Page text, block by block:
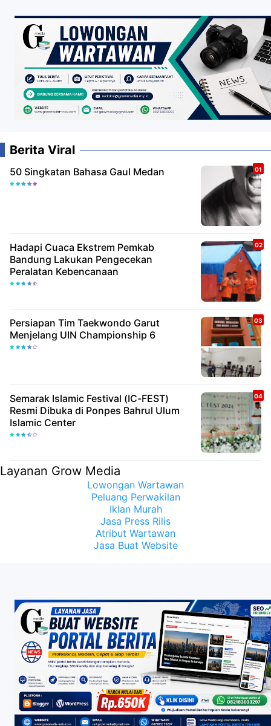
Berita Viral
50 Singkatan Bahasa Gaul Medan
Hadapi Cuaca Ekstrem Pemkab
Bandung Lakukan Pengecekan
Peralatan Kebencanaan
Persiapan Tim Taekwondo Garut
Menjelang UIN Championship 6
Semarak Islamic Festival (IC-FEST)
Resmi Dibuka di Ponpes Bahrul Ulum
Islamic Center
Layanan Grow Media
Lowongan Wartawan
Peluang Perwakilan
Iklan Murah
Jasa Press Rilis
Atribut Wartawan
Jasa Buat Website